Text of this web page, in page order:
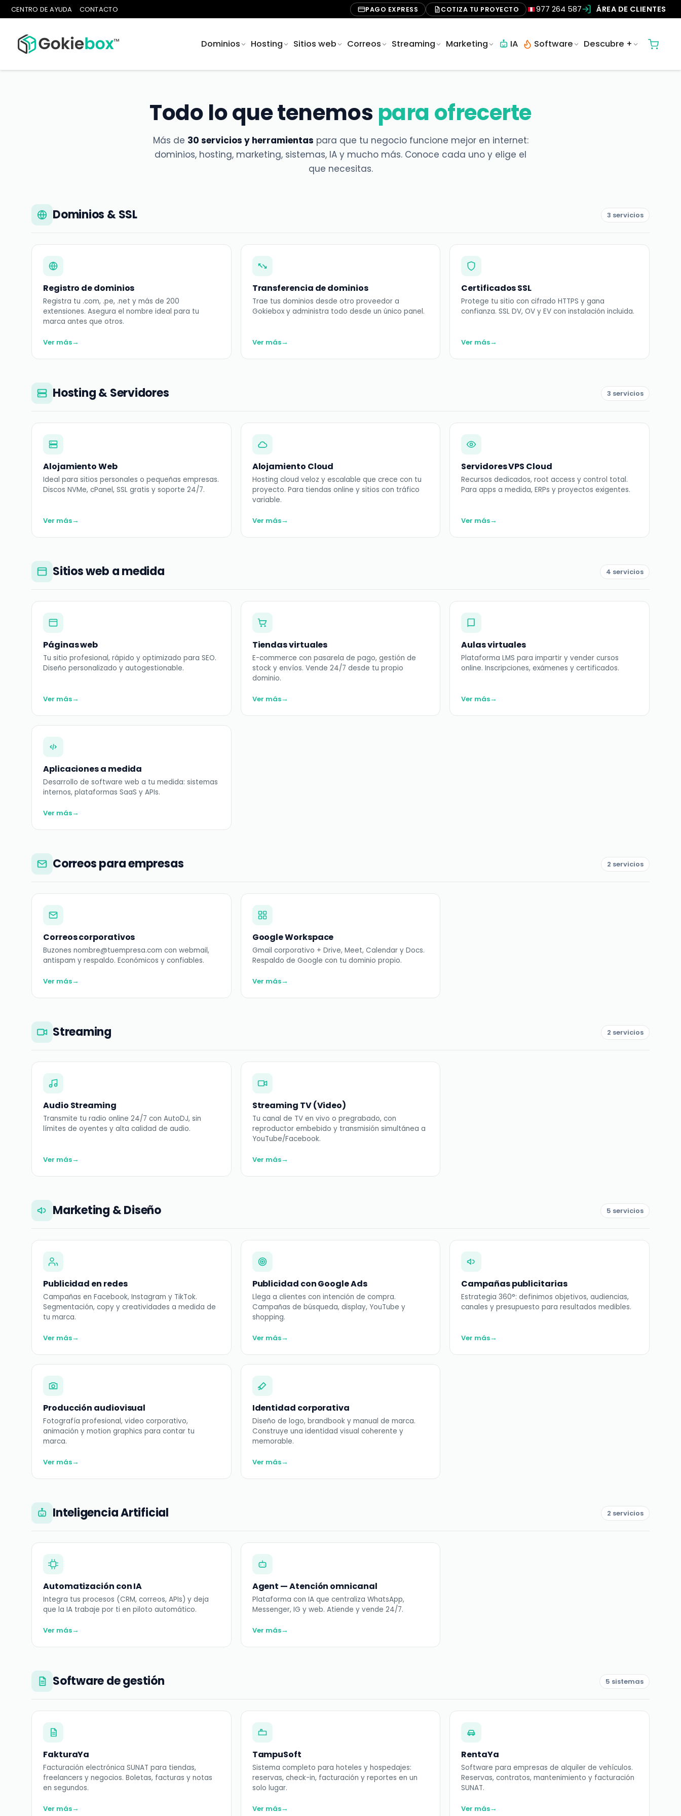
CENTRO DE AYUDA CONTACTO PAGO EXPRESS COTIZA TU PROYECTO 977 264 587 ÁREA DE CLIENTES
Dominios Hosting Sitios web Correos Streaming Marketing IA Software Descubre +
Todo lo que tenemos para ofrecerte
Más de 30 servicios y herramientas para que tu negocio funcione mejor en internet:
dominios, hosting, marketing, sistemas, IA y mucho más. Conoce cada uno y elige el
que necesitas.
Dominios & SSL 3 servicios
Registro de dominios
Registra tu .com, .pe, .net y más de 200
extensiones. Asegura el nombre ideal para tu
marca antes que otros.
Ver más→
Transferencia de dominios
Trae tus dominios desde otro proveedor a
Gokiebox y administra todo desde un único panel.
Ver más→
Certificados SSL
Protege tu sitio con cifrado HTTPS y gana
confianza. SSL DV, OV y EV con instalación incluida.
Ver más→
Hosting & Servidores 3 servicios
Alojamiento Web
Ideal para sitios personales o pequeñas empresas.
Discos NVMe, cPanel, SSL gratis y soporte 24/7.
Ver más→
Alojamiento Cloud
Hosting cloud veloz y escalable que crece con tu
proyecto. Para tiendas online y sitios con tráfico
variable.
Ver más→
Servidores VPS Cloud
Recursos dedicados, root access y control total.
Para apps a medida, ERPs y proyectos exigentes.
Ver más→
Sitios web a medida 4 servicios
Páginas web
Tu sitio profesional, rápido y optimizado para SEO.
Diseño personalizado y autogestionable.
Ver más→
Tiendas virtuales
E-commerce con pasarela de pago, gestión de
stock y envíos. Vende 24/7 desde tu propio
dominio.
Ver más→
Aulas virtuales
Plataforma LMS para impartir y vender cursos
online. Inscripciones, exámenes y certificados.
Ver más→
Aplicaciones a medida
Desarrollo de software web a tu medida: sistemas
internos, plataformas SaaS y APIs.
Ver más→
Correos para empresas 2 servicios
Correos corporativos
Buzones nombre@tuempresa.com con webmail,
antispam y respaldo. Económicos y confiables.
Ver más→
Google Workspace
Gmail corporativo + Drive, Meet, Calendar y Docs.
Respaldo de Google con tu dominio propio.
Ver más→
Streaming 2 servicios
Audio Streaming
Transmite tu radio online 24/7 con AutoDJ, sin
límites de oyentes y alta calidad de audio.
Ver más→
Streaming TV (Video)
Tu canal de TV en vivo o pregrabado, con
reproductor embebido y transmisión simultánea a
YouTube/Facebook.
Ver más→
Marketing & Diseño 5 servicios
Publicidad en redes
Campañas en Facebook, Instagram y TikTok.
Segmentación, copy y creatividades a medida de
tu marca.
Ver más→
Publicidad con Google Ads
Llega a clientes con intención de compra.
Campañas de búsqueda, display, YouTube y
shopping.
Ver más→
Campañas publicitarias
Estrategia 360°: definimos objetivos, audiencias,
canales y presupuesto para resultados medibles.
Ver más→
Producción audiovisual
Fotografía profesional, video corporativo,
animación y motion graphics para contar tu
marca.
Ver más→
Identidad corporativa
Diseño de logo, brandbook y manual de marca.
Construye una identidad visual coherente y
memorable.
Ver más→
Inteligencia Artificial 2 servicios
Automatización con IA
Integra tus procesos (CRM, correos, APIs) y deja
que la IA trabaje por ti en piloto automático.
Ver más→
Agent — Atención omnicanal
Plataforma con IA que centraliza WhatsApp,
Messenger, IG y web. Atiende y vende 24/7.
Ver más→
Software de gestión 5 sistemas
FakturaYa
Facturación electrónica SUNAT para tiendas,
freelancers y negocios. Boletas, facturas y notas
en segundos.
Ver más→
TampuSoft
Sistema completo para hoteles y hospedajes:
reservas, check-in, facturación y reportes en un
solo lugar.
Ver más→
RentaYa
Software para empresas de alquiler de vehículos.
Reservas, contratos, mantenimiento y facturación
SUNAT.
Ver más→